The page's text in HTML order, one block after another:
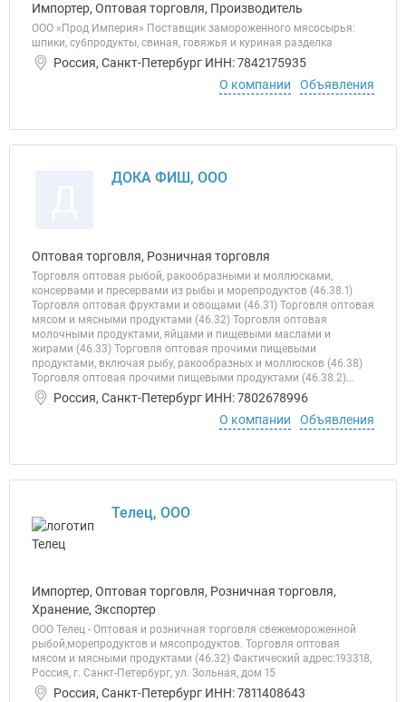
Импортер, Оптовая торговля, Производитель
ООО «Прод Империя» Поставщик замороженного мясосырья:
шпики, субпродукты, свиная, говяжья и куриная разделка
Россия, Санкт-Петербург ИНН: 7842175935
О компании
Объявления
ДОКА ФИШ, ООО
Оптовая торговля, Розничная торговля
Торговля оптовая рыбой, ракообразными и моллюсками,
консервами и пресервами из рыбы и морепродуктов (46.38.1)
Торговля оптовая фруктами и овощами (46.31) Торговля оптовая
мясом и мясными продуктами (46.32) Торговля оптовая
молочными продуктами, яйцами и пищевыми маслами и
жирами (46.33) Торговля оптовая прочими пищевыми
продуктами, включая рыбу, ракообразных и моллюсков (46.38)
Торговля оптовая прочими пищевыми продуктами (46.38.2)...
Россия, Санкт-Петербург ИНН: 7802678996
О компании
Объявления
Телец, ООО
Импортер, Оптовая торговля, Розничная торговля,
Хранение, Экспортер
ООО Телец - Оптовая и розничная торговля свежемороженной
рыбой,морепродуктов и мясопродуктов. Торговля оптовая
мясом и мясными продуктами (46.32) Фактический адрес:193318,
Россия, г. Санкт-Петербург, ул. Зольная, дом 15
Россия, Санкт-Петербург ИНН: 7811408643